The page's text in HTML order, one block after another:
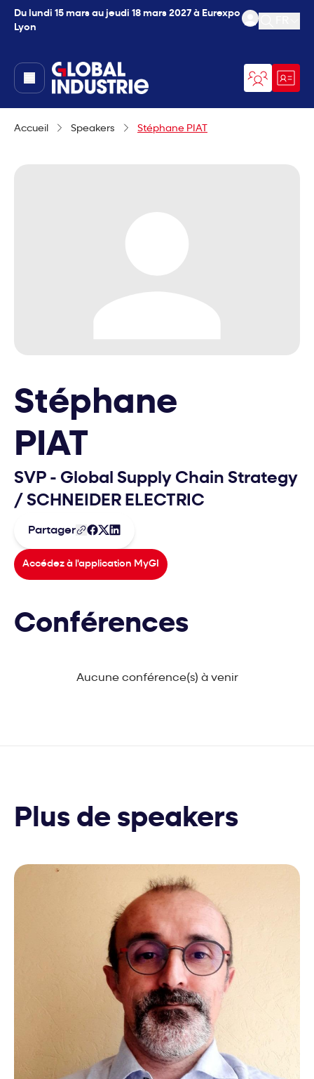
Du lundi 15 mars au jeudi 18 mars 2027 à Eurexpo
Lyon
Ouvrir
page.home
Accueil Speakers Stéphane PIAT
Stéphane
PIAT
SVP - Global Supply Chain Strategy
/ SCHNEIDER ELECTRIC
Partager
Accédez à l'application MyGI
Conférences
Aucune conférence(s) à venir
Plus de speakers